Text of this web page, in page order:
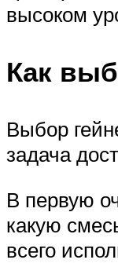
высоком
Как
Выбор
задача
В первую
какую
всего